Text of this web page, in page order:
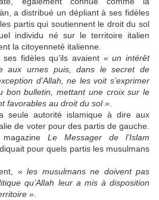
a distribué un dépliant à ses fidèles
partis qui soutiennent le droit du sol
individu né sur le territoire italien
la citoyenneté italienne.
fidèles qu’ils avaient « un intérêt
aux urnes puis, dans le secret de
d’Allah, ne les voit s’exprimer
bon bulletin, mettant une croix sur le
favorables au droit du sol »
seule autorité islamique à dire aux
de voter pour des partis de gauche.
Le Messager de l’Islam
pour quels partis les musulmans
« les musulmans ne doivent pas
qu’Allah leur a mis à disposition
»